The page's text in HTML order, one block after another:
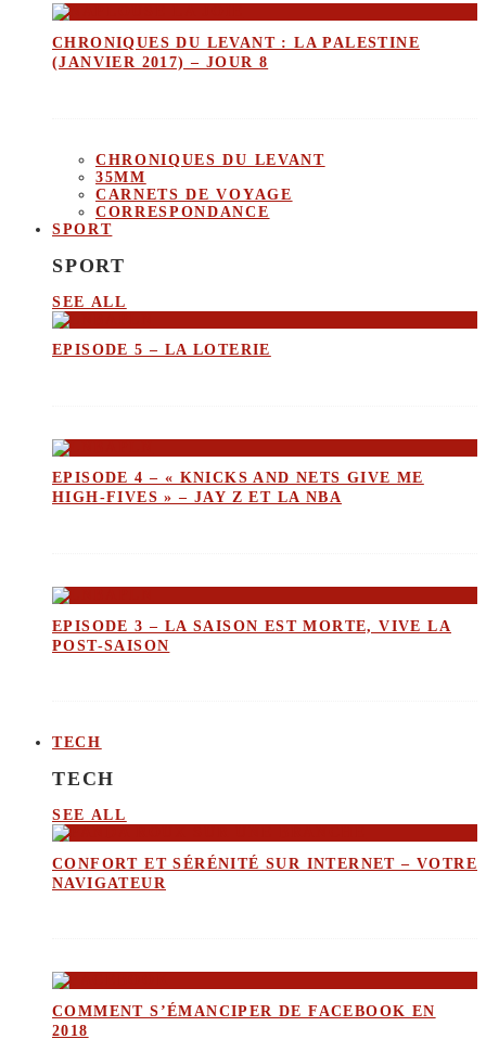
CHRONIQUES DU LEVANT : LA PALESTINE
(JANVIER 2017) – JOUR 8
CHRONIQUES DU LEVANT
35MM
CARNETS DE VOYAGE
CORRESPONDANCE
SPORT
SPORT
SEE ALL
EPISODE 5 – LA LOTERIE
EPISODE 4 – « KNICKS AND NETS GIVE ME
HIGH-FIVES » – JAY Z ET LA NBA
EPISODE 3 – LA SAISON EST MORTE, VIVE LA
POST-SAISON
TECH
TECH
SEE ALL
CONFORT ET SÉRÉNITÉ SUR INTERNET – VOTRE
NAVIGATEUR
COMMENT S’ÉMANCIPER DE FACEBOOK EN
2018